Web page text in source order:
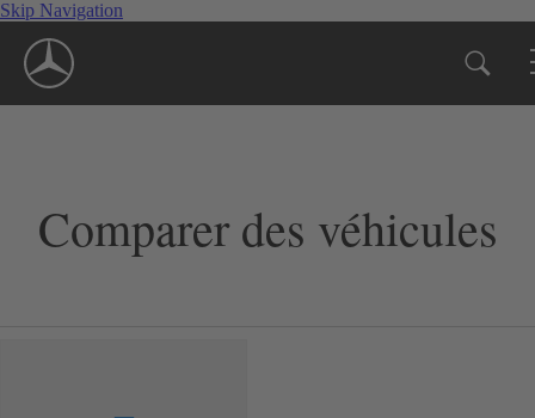
Skip Navigation
Comparer des véhicules